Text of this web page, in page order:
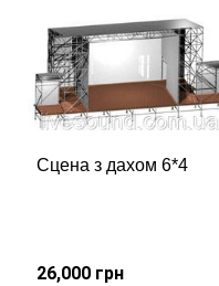
Сцена з дахом 6*4
26,000 грн